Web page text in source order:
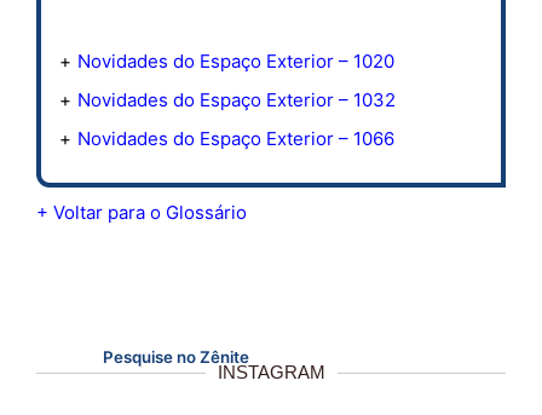
Novidades do Espaço Exterior – 1020
Novidades do Espaço Exterior – 1032
Novidades do Espaço Exterior – 1066
+ Voltar para o Glossário
Pesquise no Zênite
INSTAGRAM